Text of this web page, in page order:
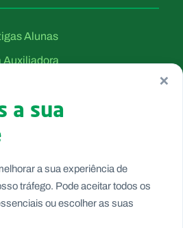
Alunas
Auxiliadora
×
a sua
a sua experiência de
tráfego. Pode aceitar todos os
ou escolher as suas